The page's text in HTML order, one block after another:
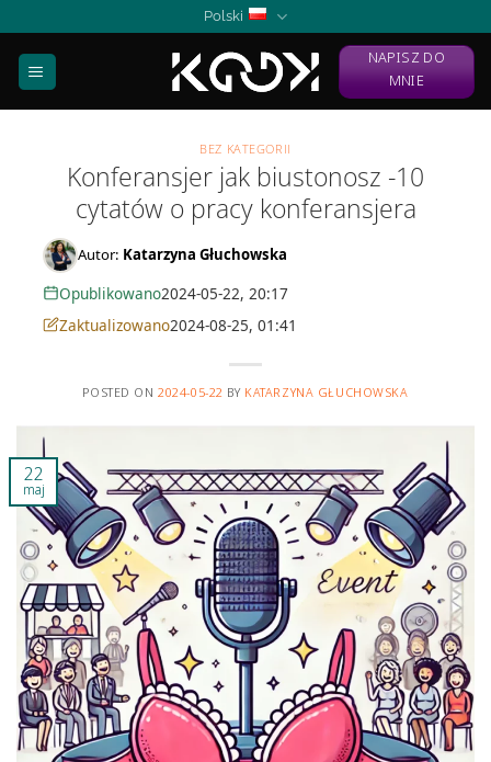
content
Polski
NAPISZ DO
MNIE
BEZ KATEGORII
Konferansjer jak biustonosz -10
cytatów o pracy konferansjera
Autor: Katarzyna Głuchowska
Opublikowano2024-05-22, 20:17
Zaktualizowano2024-08-25, 01:41
POSTED ON2024-05-22 BY KATARZYNA GŁUCHOWSKA
22
maj